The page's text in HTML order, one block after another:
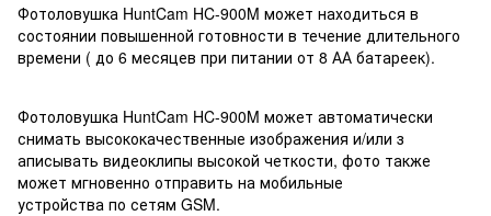
Фотоловушка HuntCam HC-900M может находиться в
состоянии повышенной готовности в течение длительного
времени ( до 6 месяцев при питании от 8 АА батареек).
Фотоловушка HuntCam HC-900M может автоматически
снимать высококачественные изображения и/или з
аписывать видеоклипы высокой четкости, фото также
может мгновенно отправить на мобильные
устройства по сетям GSM.